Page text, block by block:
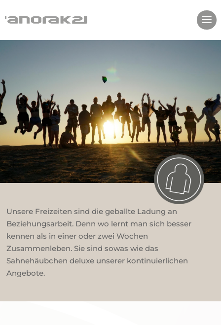
Unsere Freizeiten sind die geballte Ladung an
Beziehungsarbeit. Denn wo lernt man sich besser
kennen als in einer oder zwei Wochen
Zusammenleben. Sie sind sowas wie das
Sahnehäubchen deluxe unserer kontinuierlichen
Angebote.